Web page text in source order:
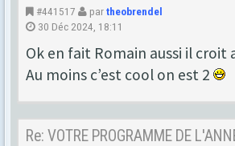
#441517 partheobrendel
30 Déc 2024, 18:11
Ok en fait Romain aussi il croit
Au moins c’est cool on est 2
Re: VOTRE PROGRAMME DE